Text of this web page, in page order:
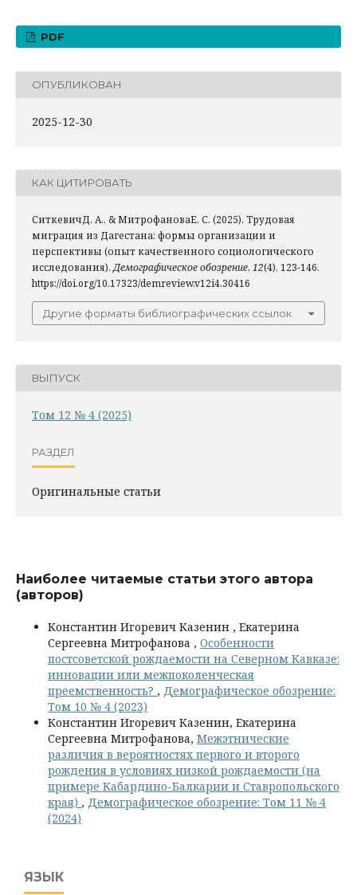
PDF
ОПУБЛИКОВАН
2025-12-30
КАК ЦИТИРОВАТЬ
СиткевичД. А., & МитрофановаЕ. С. (2025). Трудовая
миграция из Дагестана: формы организации и
перспективы (опыт качественного социологического
исследования).Демографическое обозрение, 12(4), 123-146.
https://doi.org/10.17323/demreview.v12i4.30416
Другие форматы библиографических ссылок
ВЫПУСК
Том 12 № 4 (2025)
РАЗДЕЛ
Оригинальные статьи
Наиболее читаемые статьи этого автора
(авторов)
Константин Игоревич Казенин , Екатерина
Сергеевна Митрофанова , Особенности
постсоветской рождаемости на Северном Кавказе:
инновации или межпоколенческая
преемственность? , Демографическое обозрение:
Том 10 № 4 (2023)
Константин Игоревич Казенин, Екатерина
Сергеевна Митрофанова, Межэтнические
различия в вероятностях первого и второго
рождения в условиях низкой рождаемости (на
примере Кабардино-Балкарии и Ставропольского
края) , Демографическое обозрение: Том 11 № 4
(2024)
ЯЗЫК